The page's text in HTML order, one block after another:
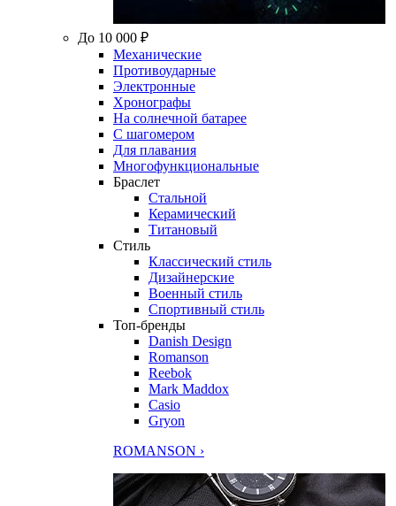
До 10 000 ₽
Механические
Противоударные
Электронные
Хронографы
На солнечной батарее
С шагомером
Для плавания
Многофункциональные
Браслет
Стальной
Керамический
Титановый
Стиль
Классический стиль
Дизайнерские
Военный стиль
Спортивный стиль
Топ-бренды
Danish Design
Romanson
Reebok
Mark Maddox
Casio
Gryon
ROMANSON ›